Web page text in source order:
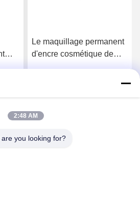
prix
Le maquillage permanent
d'encre cosmétique de
2:48 AM
you looking for?